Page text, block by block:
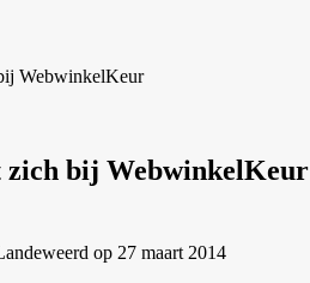
WebwinkelKeur
zich bij WebwinkelKeur
op 27 maart 2014